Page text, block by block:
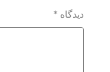
دیدگاه *